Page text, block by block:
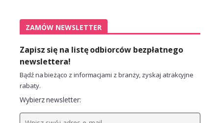
ZAMÓW NEWSLETTER
Zapisz się na listę odbiorców bezpłatnego
newslettera!
Bądź na bieżąco z informacjami z branży, zyskaj atrakcyjne
rabaty.
Wybierz newsletter: